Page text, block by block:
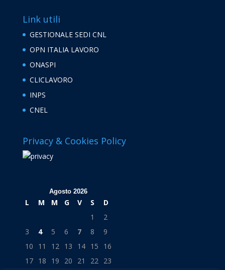
Link utili
GESTIONALE SEDI CNL
OPN ITALIA LAVORO
ONASPI
CLICLAVORO
INPS
CNEL
Privacy & Cookies Policy
Agosto 2026
L M M G V S
D
1
2
3
4 5 6 7 8
9
10
11 12 13 14 15
16
17 18 19 20 21 22 23